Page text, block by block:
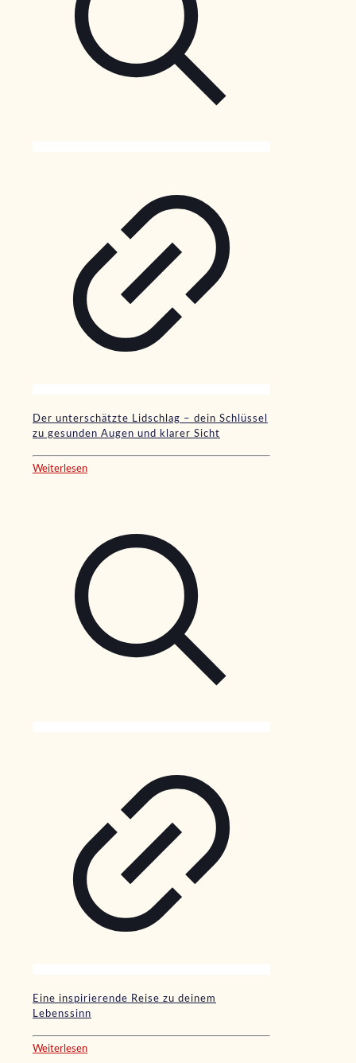
Der unterschätzte Lidschlag – dein Schlüssel
zu gesunden Augen und klarer Sicht
Weiterlesen
Eine inspirierende Reise zu deinem
Lebenssinn
Weiterlesen